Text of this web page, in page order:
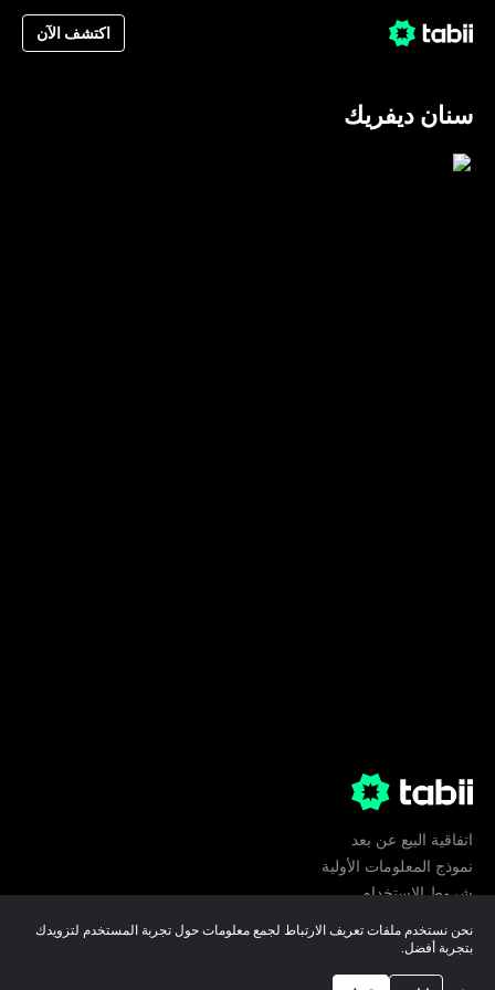
اكتشف الآن
سنان ديفريك
اتفاقية البيع عن بعد
نموذج المعلومات الأولية
شروط الإستخدام
تفضيلات ملفات تعريف الارتباط
نحن نستخدم ملفات تعريف الارتباط لجمع معلومات حول تجربة المستخدم لتزويدك
بتجربة أفضل.